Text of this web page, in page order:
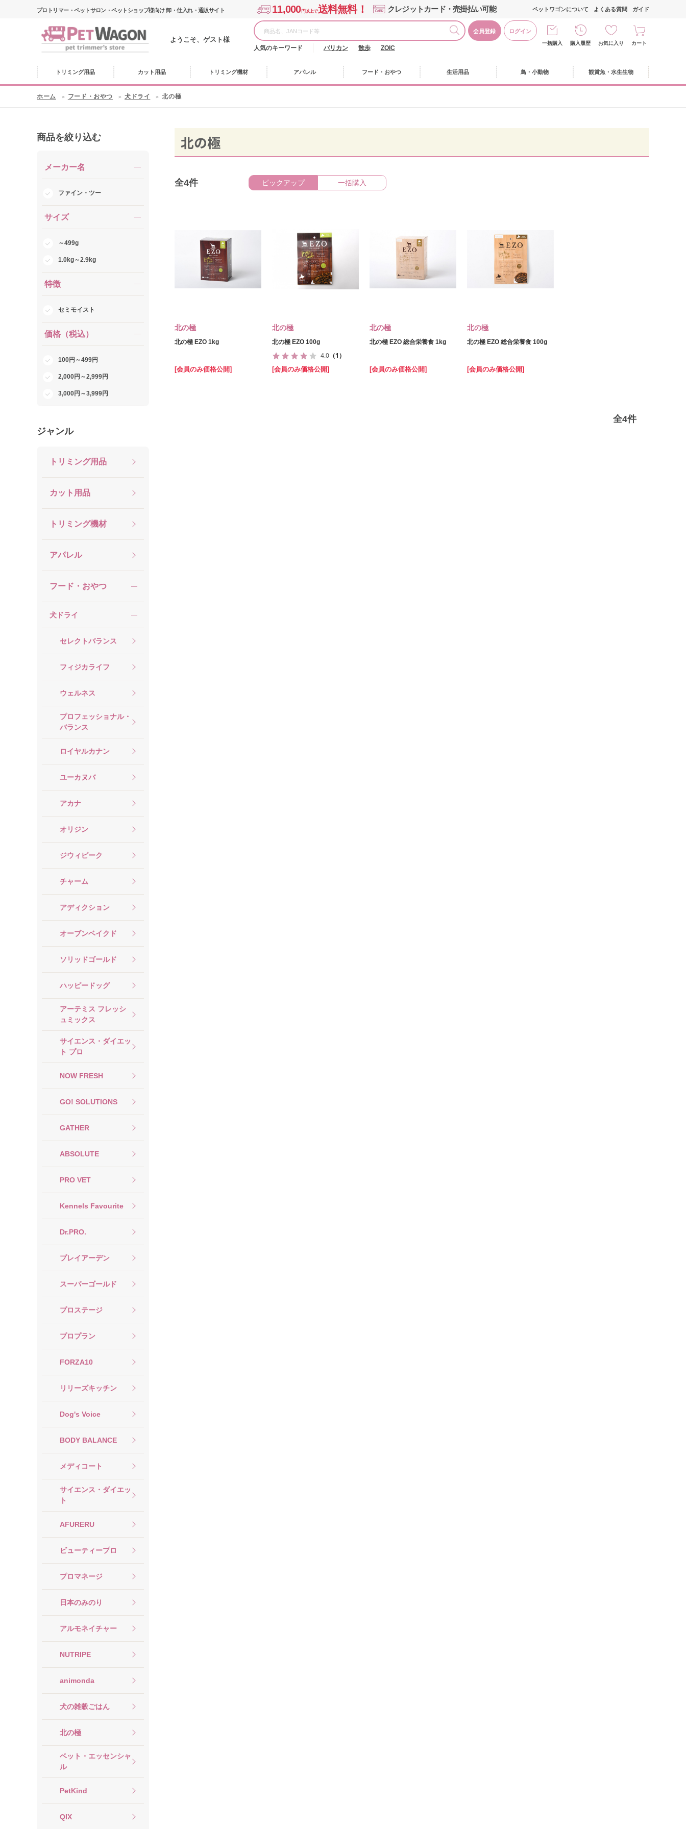
プロトリマー・ペットサロン・ペットショップ様向け 卸・仕入れ・通販サイト 11,000円以上で送料無料！ クレジットカード・売掛払い可能
ようこそ、ゲスト様
会員登録 ログイン
人気のキーワード バリカン 散歩 ZOIC
ペットワゴンについて よくある質問 ガイド
一括購入 購入履歴 お気に入り カート
トリミング用品 カット用品 トリミング機材 アパレル フード・おやつ 生活用品 鳥・小動物 観賞魚・水生生物
ホーム フード・おやつ 犬ドライ 北の極
商品を絞り込む
メーカー名
ファイン・ツー
サイズ
～499g
1.0kg～2.9kg
特徴
セミモイスト
価格（税込）
100円～499円
2,000円～2,999円
3,000円～3,999円
ジャンル
トリミング用品
カット用品
トリミング機材
アパレル
フード・おやつ
犬ドライ
セレクトバランス
フィジカライフ
ウェルネス
プロフェッショナル・
バランス
ロイヤルカナン
ユーカヌバ
アカナ
オリジン
ジウィピーク
チャーム
アディクション
オーブンベイクド
ソリッドゴールド
ハッピードッグ
アーテミス フレッシ
ュミックス
サイエンス・ダイエッ
ト プロ
NOW FRESH
GO! SOLUTIONS
GATHER
ABSOLUTE
PRO VET
Kennels Favourite
Dr.PRO.
プレイアーデン
スーパーゴールド
プロステージ
プロプラン
FORZA10
リリーズキッチン
Dog's Voice
BODY BALANCE
メディコート
サイエンス・ダイエッ
ト
AFURERU
ビューティープロ
プロマネージ
日本のみのり
アルモネイチャー
NUTRIPE
animonda
犬の雑穀ごはん
北の極
ベット・エッセンシャ
ル
PetKind
QIX
北の極
全4件 ピックアップ 一括購入
北の極
北の極 EZO 1kg
[会員のみ価格公開]
北の極
北の極 EZO 100g
4.0 （1）
[会員のみ価格公開]
北の極
北の極 EZO 総合栄養食 1kg
[会員のみ価格公開]
北の極
北の極 EZO 総合栄養食 100g
[会員のみ価格公開]
全4件